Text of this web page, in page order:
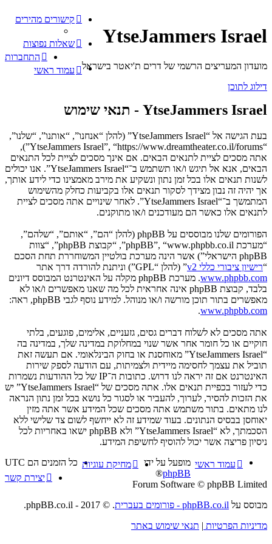
YtseJammers Israel
מועדון המעריצים הרשמי של דרים ת'יאטר בישראל
דילוג לתוכן
קישורים מהירים
שאלות נפוצות
התחברות
עמוד ראשי
YtseJammers Israel - תנאי שימוש
בעת הגישה אל “YtseJammers Israel” (להלן “אנחנו”, “אותנו”, “שלנו”,
“YtseJammers Israel”, “https://www.dreamtheater.co.il/forums”),
אתה מסכים לציית לתנאים הבאים. אם אינך מסכים לציית לכל התנאים
הבאים, אנא אל תיגש ו/או תשתמש ב־“YtseJammers Israel”. אנו יכולים
לשנות תנאים אלו בכל זמן נתון ונשקיע את מירב מאמצינו כדי לידע אותך,
אך יהיה זה נבון מצידך לסקור תנאים אלו בקביעות כחלק מהשימוש
המתמשך ב־“YtseJammers Israel”. לאחר שינויים אתה מסכים לציית
לתנאים אלו כאשר הם מעודכנים ו/או מתוקנים.
הפורומים שלנו מבוססים על phpBB (להלן “הם”, “אותם”, “שלהם”,
“מערכת phpBB”, “www.phpbb.co.il”, “קבוצת phpBB”, “צוות
phpBB הישראלי”) אשר הינה מערכת בולטיין המשוחררת תחת הסכם
“רישיון ציבורי כללי v2
” (להלן “GPL”) וניתנת להורדה דרך אתר
www.phpbb.com
. מערכת phpBB מקלה על האינטרנט המבוסס דיונים
בלבד, קבוצת phpBB אינה אחראית לכל מה שאנו מאפשרים ו/או לא
מאפשרים בתור תוכן מורשה ו/או מנוהל. למידע נוסף לגבי phpBB, ראה:
www.phpbb.com
.
אתה מסכים לא לשלוח דברים גסים, גזעניים, אלימים, פוגעים, בלתי
חוקיים או כל חומר אחר אשר שנוי במחלוקת במדינה שלך, במדינה בה
“YtseJammers Israel” מאוחסנת או בחוק הבינלאומי. אם תעשה זאת
תוביל את עצמך לחסימה מיידית ולצמיתות, עם הודעה לספק שירות
האינטרנט אם זה יראה לנו דרוש. כתובות ה־IP של כל ההודעות נשמרות
כדי לעזור בכפיית תנאים אלו. אתה מסכים של “YtseJammers Israel” יש
את הזכות להסיר, לערוך, להעביר או לסגור כל נושא בכל זמן נתון הנראה
לנו מתאים. בתור משתמש אתה מסכים שכל המידע אשר אתה מזין
יאוחסן בבסיס הנתונים. בעוד שמידע זה לא ייחשף לשום צד שלישי ללא
הסכמתך, לא “YtseJammers Israel” ולא phpBB ישאו באחריות לכל
ניסיון פריצה אשר יכול להוסיף לחשיפת המידע.
עמוד ראשי כל הזמנים הם UTC
מחיקת עוגיות
יצירת קשר
מופעל על ידי
phpBB
®
Forum Software © phpBB Limited
מבוסס על phpBB.co.il - פורומים בעברית
. © 2017 - phpBB.co.il.
מדיניות הפרטיות | תנאי שימוש באתר